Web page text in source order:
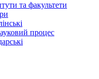
та факультети
процес